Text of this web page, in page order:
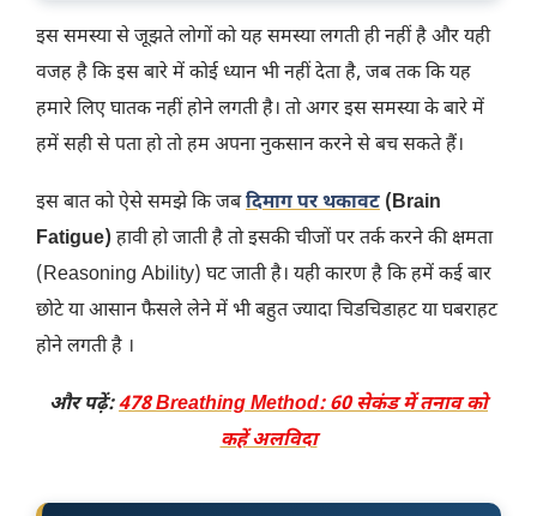
इस समस्या से जूझते लोगों को यह समस्या लगती ही नहीं है और यही
वजह है कि इस बारे में कोई ध्यान भी नहीं देता है, जब तक कि यह
हमारे लिए घातक नहीं होने लगती है। तो अगर इस समस्या के बारे में
हमें सही से पता हो तो हम अपना नुकसान करने से बच सकते हैं।
इस बात को ऐसे समझे कि जबदिमाग पर थकावट (Brain
Fatigue) हावी हो जाती है तो इसकी चीजों पर तर्क करने की क्षमता
(Reasoning Ability) घट जाती है। यही कारण है कि हमें कई बार
छोटे या आसान फैसले लेने में भी बहुत ज्यादा चिडचिडाहट या घबराहट
होने लगती है ।
और पढ़ें:478 Breathing Method: 60 सेकंड में तनाव को
कहें अलविदा